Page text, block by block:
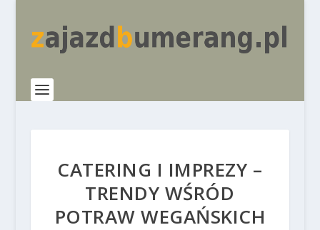
CATERING I IMPREZY –
TRENDY WŚRÓD
POTRAW WEGAŃSKICH